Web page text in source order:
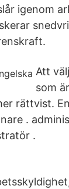
igenom
Att
som
rättvist.
.
.